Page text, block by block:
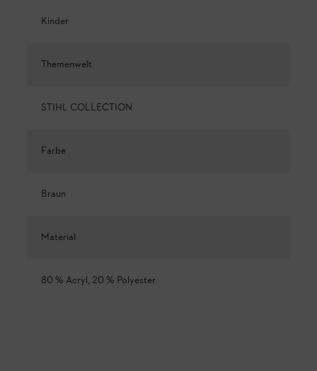
Kinder
Themenwelt
STIHL COLLECTION
Farbe
Braun
Material
80 % Acryl, 20 % Polyester